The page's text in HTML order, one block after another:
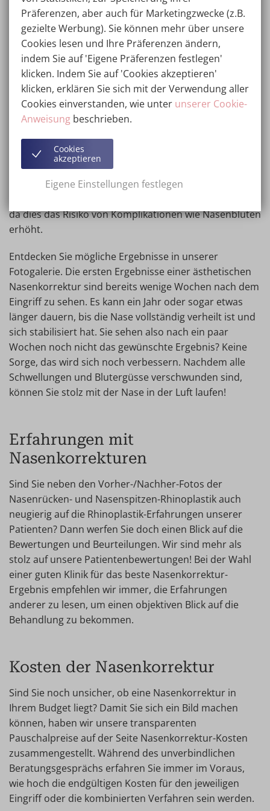
was wir für Sie tun können.
Ergebnisse Rhinoplastik nach
der Operation
Eine Nasenkorrektur ist ein relativ leichter und
schneller Eingriff, der je nach Art der Behandlung
zwischen 25 und 120 Minuten dauert. Die
Erholungszeit hängt auch davon ab, aber in der Regel
können Sie Ihre täglichen Aktivitäten innerhalb von
zwei Wochen wieder aufnehmen. Bis dahin ist es
da dies das Risiko von Komplikationen wie Nasenbluten
erhöht.
Entdecken Sie mögliche Ergebnisse in unserer
Fotogalerie. Die ersten Ergebnisse einer ästhetischen
Nasenkorrektur sind bereits wenige Wochen nach dem
Eingriff zu sehen. Es kann ein Jahr oder sogar etwas
länger dauern, bis die Nase vollständig verheilt ist und
sich stabilisiert hat. Sie sehen also nach ein paar
Wochen noch nicht das gewünschte Ergebnis? Keine
Sorge, das wird sich noch verbessern. Nachdem alle
Schwellungen und Blutergüsse verschwunden sind,
können Sie stolz mit der Nase in der Luft laufen!
Erfahrungen mit
Nasenkorrekturen
Sind Sie neben den Vorher-/Nachher-Fotos der
Nasenrücken- und Nasenspitzen-Rhinoplastik auch
neugierig auf die Rhinoplastik-Erfahrungen unserer
Patienten? Dann werfen Sie doch einen Blick auf die
Bewertungen und Beurteilungen. Wir sind mehr als
stolz auf unsere Patientenbewertungen! Bei der Wahl
einer guten Klinik für das beste Nasenkorrektur-
Ergebnis empfehlen wir immer, die Erfahrungen
anderer zu lesen, um einen objektiven Blick auf die
Behandlung zu bekommen.
Kosten der Nasenkorrektur
Sind Sie noch unsicher, ob eine Nasenkorrektur in
Ihrem Budget liegt? Damit Sie sich ein Bild machen
können, haben wir unsere transparenten
Pauschalpreise auf der Seite Nasenkorrektur-Kosten
zusammengestellt. Während des unverbindlichen
Beratungsgesprächs erfahren Sie immer im Voraus,
wie hoch die endgültigen Kosten für den jeweiligen
Eingriff oder die kombinierten Verfahren sein werden.
Präferenzen, aber auch für Marketingzwecke (z.B.
gezielte Werbung). Sie können mehr über unsere
Cookies lesen und Ihre Präferenzen ändern,
indem Sie auf 'Eigene Präferenzen festlegen'
klicken. Indem Sie auf 'Cookies akzeptieren'
klicken, erklären Sie sich mit der Verwendung aller
Cookies einverstanden, wie unter unserer Cookie-
Anweisungbeschrieben.
Cookies
akzeptieren
Eigene Einstellungen festlegen